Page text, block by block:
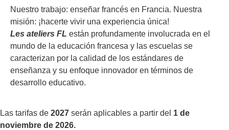
Nuestro trabajo: enseñar francés en Francia. Nuestra
misión: ¡hacerte vivir una experiencia única!
Les ateliers FL están profundamente involucrada en el
mundo de la educación francesa y las escuelas se
caracterizan por la calidad de los estándares de
enseñanza y su enfoque innovador en términos de
desarrollo educativo.
Las tarifas de 2027 serán aplicables a partir del 1 de
noviembre de 2026.